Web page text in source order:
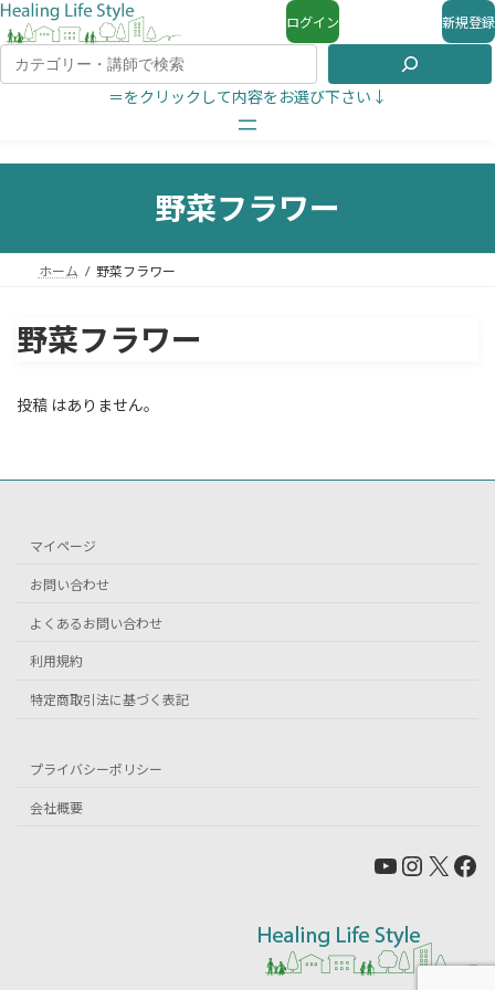
ログイン 新規登録
＝をクリックして内容をお選び下さい↓
野菜フラワー
ホーム 野菜フラワー
野菜フラワー
投稿 はありません。
マイページ
お問い合わせ
よくあるお問い合わせ
利用規約
特定商取引法に基づく表記
プライバシーポリシー
会社概要